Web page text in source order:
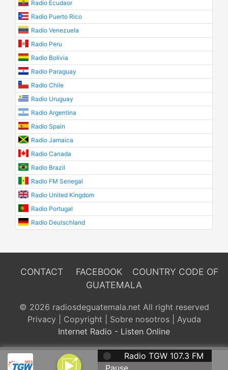
Radio Ecudaor
Radio Puerto Rico
Radio Venezuela
Radio Peru
Radio Bolivia
Radio Paraguay
Radio Chile
Radio Uruguay
Radio Argentina
Radio Spain
Radio Jamaica
Radio Canada
Radio Brazil
Radio FM Senegal
Radio United Kingdom
Radio Portugal
Radio Deutschland
CONTACT FACEBOOK
COUNTRY CODE OF
GUATEMALA
© 2026 radiosdeguatemala.net All right reserved
Privacy
Copyright Sobre nosotros| Ayuda
Internet Radio - Listen Online
Radio TGW 107.3 FM
Pause...